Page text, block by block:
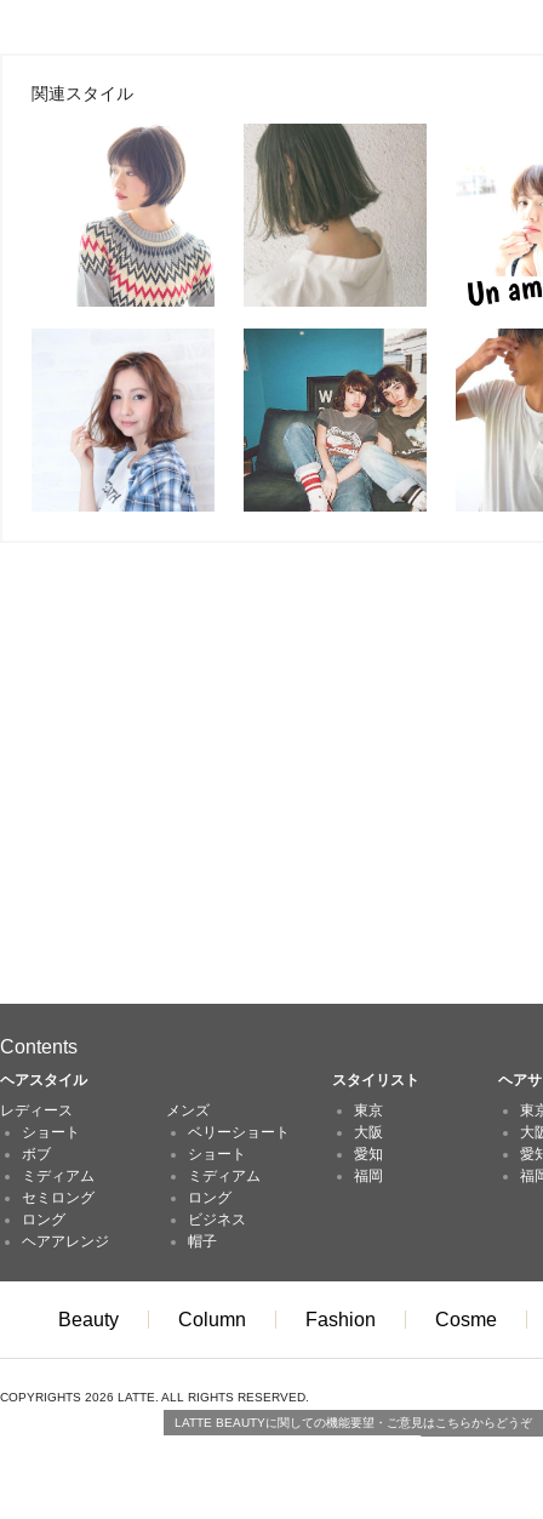
関連スタイル
Contents
ヘアスタイル スタイリスト
ヘア
レディース
ショート
ボブ
ミディアム
セミロング
ロング
ヘアアレンジ
メンズ
ベリーショート
ショート
ミディアム
ロング
ビジネス
帽子
東京
大阪
愛知
福岡
東
大
愛
福
Beauty Column Fashion Cosme
COPYRIGHTS 2026 LATTE. ALL RIGHTS RESERVED.
LATTE BEAUTYに関しての機能要望・ご意見はこちらからどうぞ